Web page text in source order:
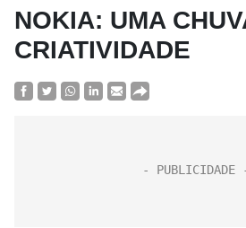
NOKIA: UMA
CRIATIVIDADE